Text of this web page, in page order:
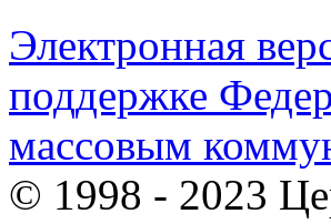
Электронная
поддержке
массовым
© 1998 - 2023